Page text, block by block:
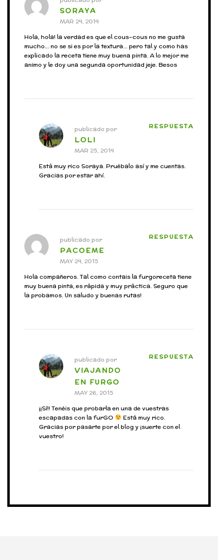
SORAYA
MAR 24, 2014
Hola, hola! la verdad es que el cous-cous no me gusta
mucho… no se si es por la textura… pero tal y como has
explicado la receta tiene muy buena pinta. A lo mejor me
animo y le doy una segunda oportunidad jeje. Besos
publicado por
LOLI
MAR 25, 2014
RESPUESTA
Está muy rico Soraya. Pruébalo así y me cuentas.
Gracias por estar ahí.
publicado por
PACOEME
MAY 24, 2015
RESPUESTA
Hola compañeros. Tal como contais la furgoreceta tiene
muy buena pinta, es rápida y muy práctica. Seguro que
la probamos. Un saludo y buenas rutas!
publicado por
VIAJANDO
EN FURGO
MAY 26, 2015
RESPUESTA
¡¡Sí!! Tenéis que probarla en una de vuestras
escapadas con la furGO
Está muy rico.
Gracias por pasarte por el blog y ¡suerte con el
vuestro!